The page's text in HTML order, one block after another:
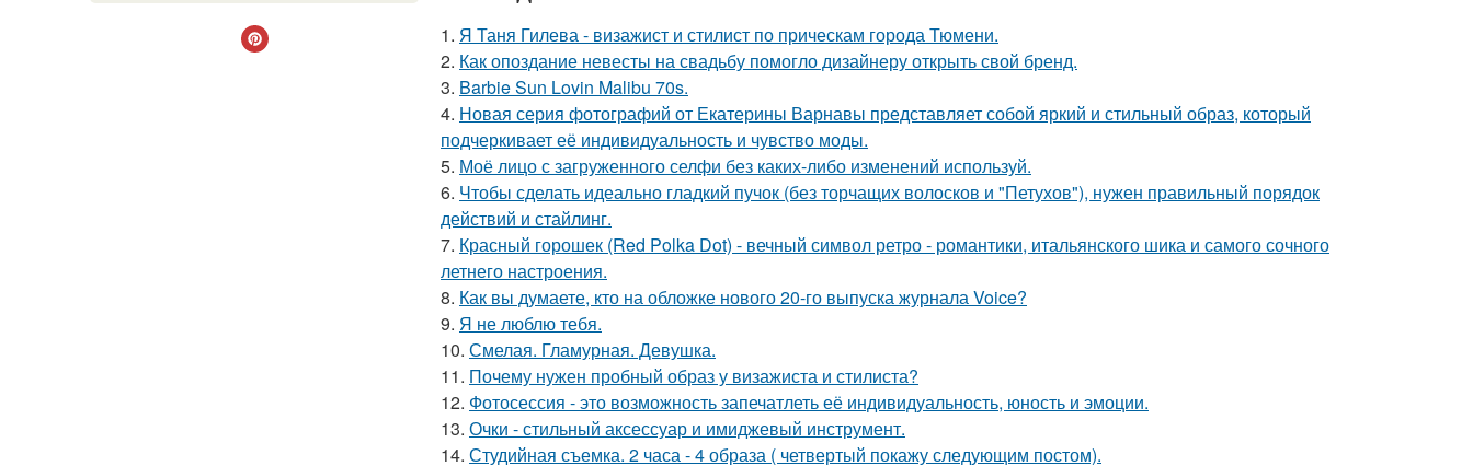
1. Я Таня Гилева - визажист и стилист по прическам города Тюмени.
2. Как опоздание невесты на свадьбу помогло дизайнеру открыть свой бренд.
3. Barbie Sun Lovin Malibu 70s.
4. Новая серия фотографий от Екатерины Варнавы представляет собой яркий и стильный образ, который
подчеркивает её индивидуальность и чувство моды.
5. Моё лицо с загруженного селфи без каких-либо изменений используй.
6. Чтобы сделать идеально гладкий пучок (без торчащих волосков и "Петухов"), нужен правильный порядок
действий и стайлинг.
7. Красный горошек (Red Polka Dot) - вечный символ ретро - романтики, итальянского шика и самого сочного
летнего настроения.
8. Как вы думаете, кто на обложке нового 20-го выпуска журнала Voice?
9. Я не люблю тебя.
10. Смелая. Гламурная. Девушка.
11. Почему нужен пробный образ у визажиста и стилиста?
12. Фотосессия - это возможность запечатлеть её индивидуальность, юность и эмоции.
13. Очки - стильный аксессуар и имиджевый инструмент.
14. Студийная съемка. 2 часа - 4 образа ( четвертый покажу следующим постом).